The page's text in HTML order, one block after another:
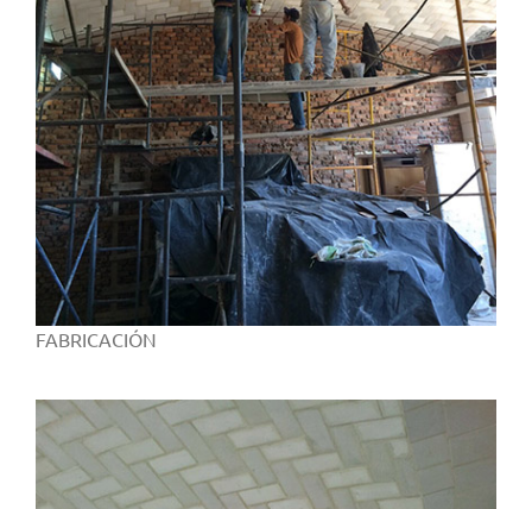
FABRICACIÓN